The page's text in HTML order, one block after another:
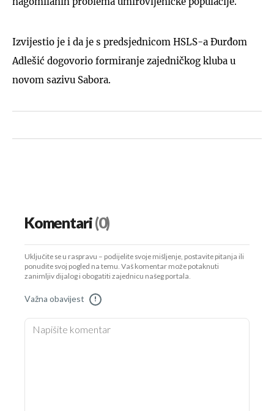
Izvijestio je i da je s predsjednicom HSLS-a Đurđom
Adlešić dogovorio formiranje zajedničkog kluba u
novom sazivu Sabora.
Komentari(0)
Uključite se u raspravu – podijelite svoje mišljenje, postavite pitanja ili
ponudite svoj pogled na temu. Vaš komentar može potaknuti
zanimljiv dijalog i obogatiti zajednicu našeg portala.
Važna obavijest !